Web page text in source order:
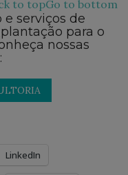
to topGo to bottom
serviços de
para o
nossas
LinkedIn